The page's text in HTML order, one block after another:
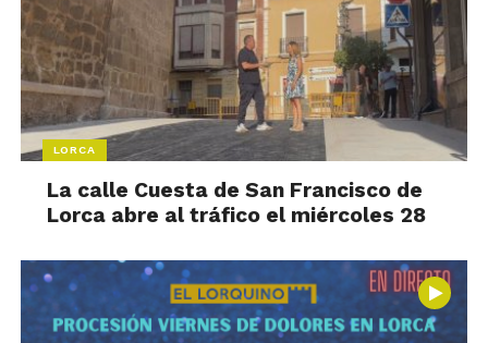
LORCA
La calle Cuesta de San Francisco de
Lorca abre al tráfico el miércoles 28